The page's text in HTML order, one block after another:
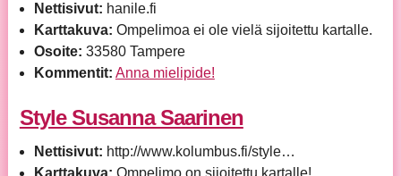
Nettisivut: hanile.fi
Karttakuva: Ompelimoa ei ole vielä sijoitettu kartalle.
Osoite: 33580 Tampere
Kommentit: Anna mielipide!
Style Susanna Saarinen
Nettisivut: http://www.kolumbus.fi/style…